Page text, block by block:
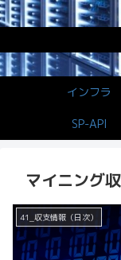
インフラ
SP-API
マイニング
41_収支情報（日次）